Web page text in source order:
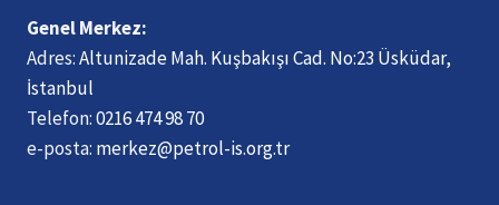
Genel Merkez:
Adres:Altunizade Mah. Kuşbakışı Cad. No:23 Üsküdar,
İstanbul
Telefon:0216 474 98 70
e-posta: merkez@petrol-is.org.tr